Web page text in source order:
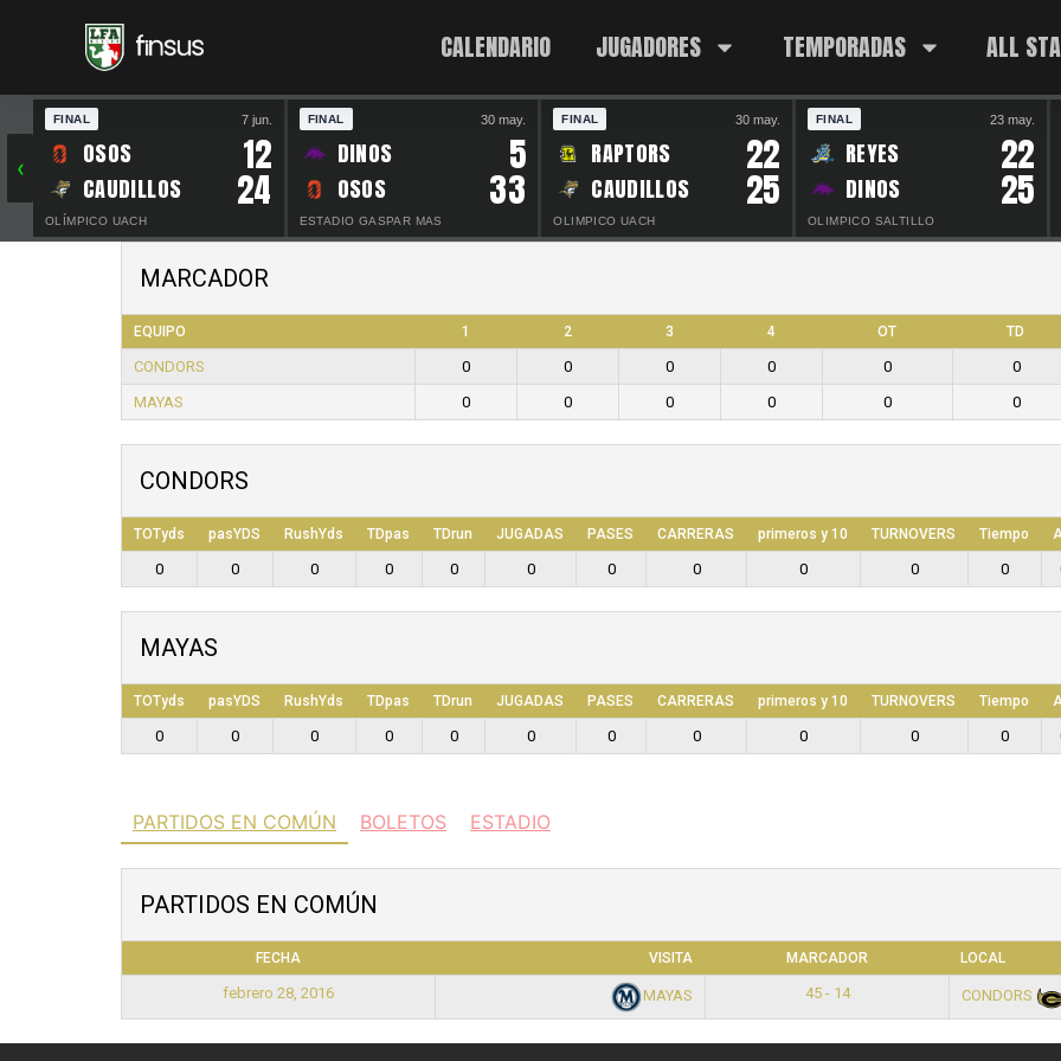
CALENDARIO JUGADORES TEMPORADAS ALL
‹
FINAL 7 jun.
OSOS 12
CAUDILLOS 24
OLÍMPICO UACH
FINAL 30 may.
DINOS 5
OSOS 33
ESTADIO GASPAR MAS
FINAL 30 may.
RAPTORS 22
CAUDILLOS 25
OLIMPICO UACH
FINAL 23 may.
REYES 22
DINOS 25
OLIMPICO SALTILLO
MARCADOR
EQUIPO 1 2 3 4 OT TD
CONDORS 0 0 0 0 0 0
MAYAS
0 0 0 0 0 0
CONDORS
TOTyds pasYDS RushYds TDpas TDrun JUGADAS PASES CARRERAS primeros y 10 TURNOVERS Tiempo
0 0 0 0 0 0 0 0 0 0 0
MAYAS
TOTyds pasYDS RushYds TDpas TDrun JUGADAS PASES CARRERAS primeros y 10 TURNOVERS Tiempo
0 0 0 0 0 0 0 0 0 0 0
PARTIDOS EN COMÚN BOLETOS ESTADIO
PARTIDOS EN COMÚN
FECHA VISITA MARCADOR LOCAL
febrero 28, 2016 MAYAS 45 - 14 CONDORS